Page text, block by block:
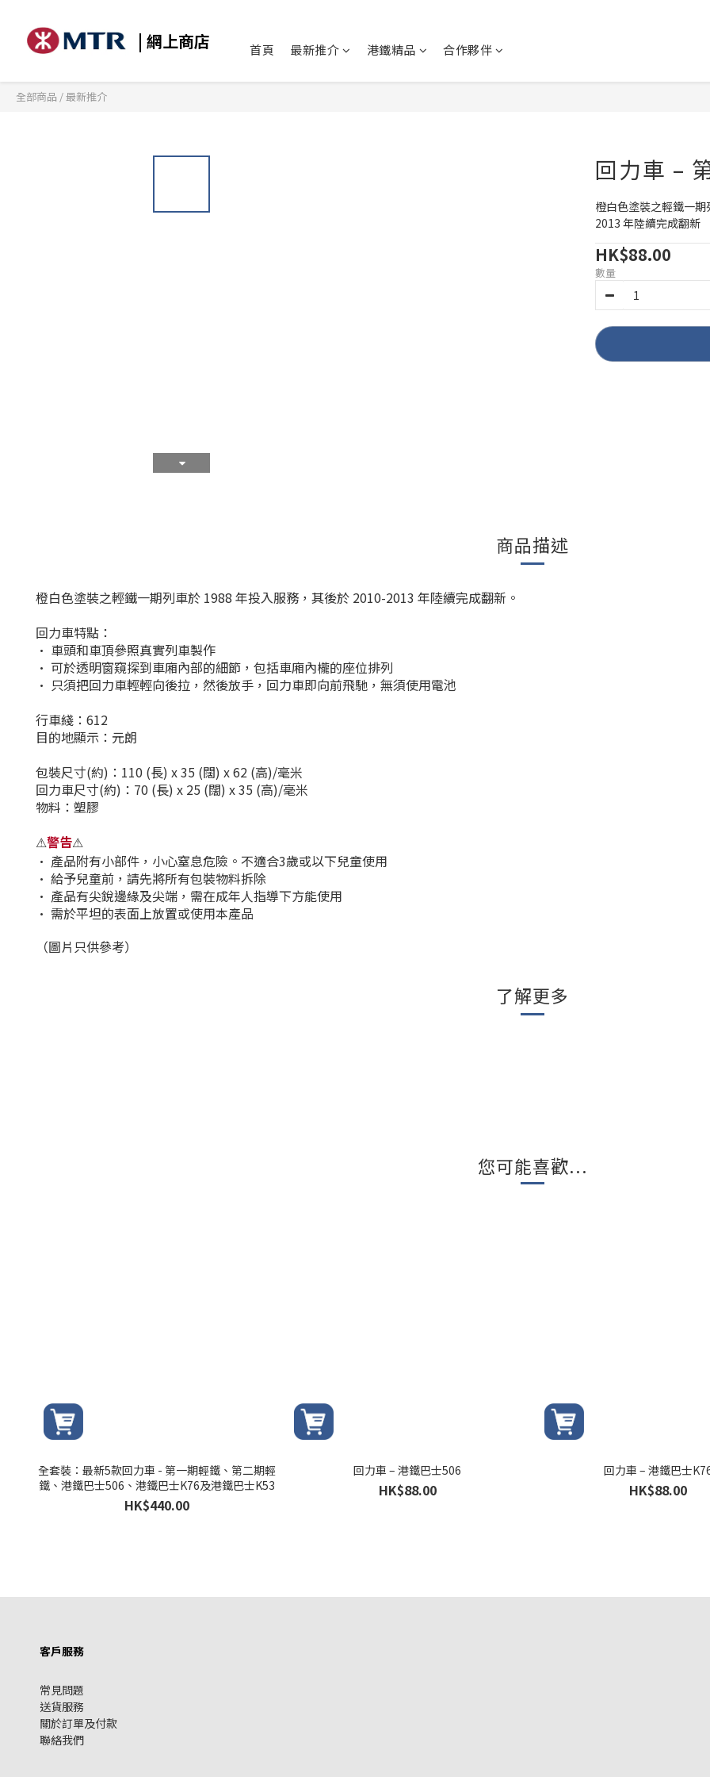
| 網上商店 首頁 最新推介 港鐵精品 合作夥伴
全部商品 /最新推介
回力車 –
橙白色塗裝之輕鐵一
2013 年陸續完成翻新
HK$88.00
數量
商品描述
橙白色塗裝之輕鐵一期列車於 1988 年投入服務，其後於 2010-2013 年陸續完成翻新。
回力車特點：
• 車頭和車頂參照真實列車製作
• 可於透明窗窺探到車廂內部的細節，包括車廂內櫳的座位排列
• 只須把回力車輕輕向後拉，然後放手，回力車即向前飛馳，無須使用電池
行車綫：612
目的地顯示：元朗
包裝尺寸(約)：110 (長) x 35 (闊) x 62 (高)/毫米
回力車尺寸(約)：70 (長) x 25 (闊) x 35 (高)/毫米
物料：塑膠
⚠警告⚠
• 產品附有小部件，小心窒息危險。不適合3歲或以下兒童使用
• 給予兒童前，請先將所有包裝物料拆除
• 產品有尖銳邊緣及尖端，需在成年人指導下方能使用
• 需於平坦的表面上放置或使用本產品
（圖片只供參考）
了解更多
您可能喜歡...
全套裝：最新5款回力車 - 第一期輕鐵、第二期輕
鐵、港鐵巴士506、港鐵巴士K76及港鐵巴士K53
HK$440.00
回力車 – 港鐵巴士506
HK$88.00
回力車 – 港鐵巴士
HK$88.00
客戶服務
常見問題
送貨服務
關於訂單及付款
聯絡我們